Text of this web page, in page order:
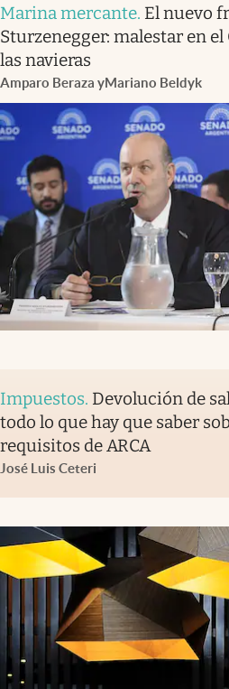
Marina mercante. El nuevo
Sturzenegger: malestar en
las navieras
Amparo Beraza yMariano Beldyk
Impuestos. Devolución de
todo lo que hay que saber
requisitos de ARCA
José Luis Ceteri